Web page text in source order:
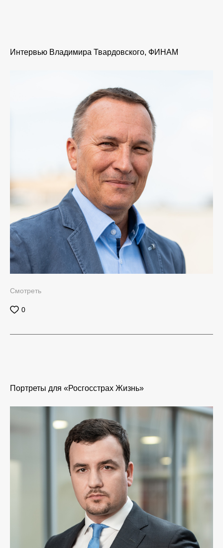
Интервью Владимира Твардовского, ФИНАМ
Смотреть
0
Портреты для «Росгосстрах Жизнь»